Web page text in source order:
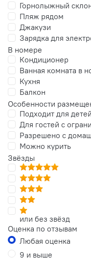
Горнолыжный
Пляж рядом
Джакузи
Зарядка для
В номере
Кондиционер
Ванная комната в
Кухня
Балкон
Особенности
Подходит для детей
Для гостей с
Разрешено с
Можно курить
Звёзды
или без звёзд
Оценка по отзывам
Любая оценка
9 и выше